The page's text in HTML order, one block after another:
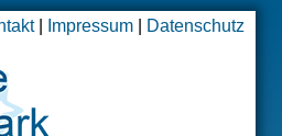
| Impressum Datenschutz